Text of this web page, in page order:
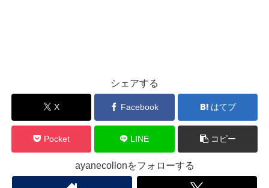
シェアする
X Facebook はてブ
Pocket LINE コピー
ayanecollonをフォローする